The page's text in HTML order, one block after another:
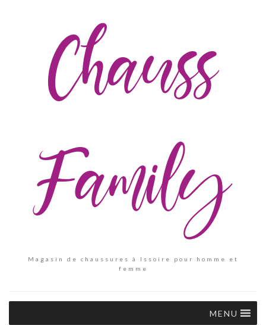
Chauss
Family
Magasin de chaussures à Issoire pour homme et
femme
MENU